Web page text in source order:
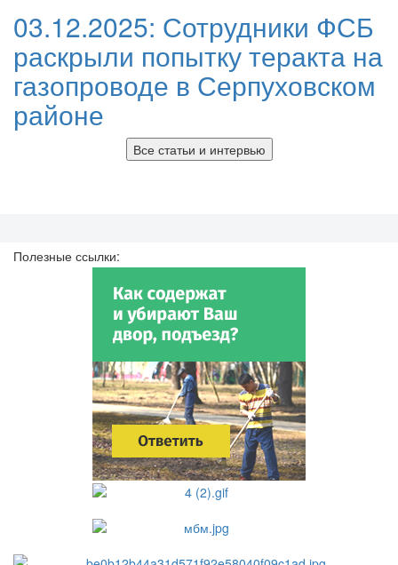
03.12.2025: Сотрудники ФСБ
раскрыли попытку теракта на
газопроводе в Серпуховском
районе
Все статьи и интервью
Полезные ссылки: